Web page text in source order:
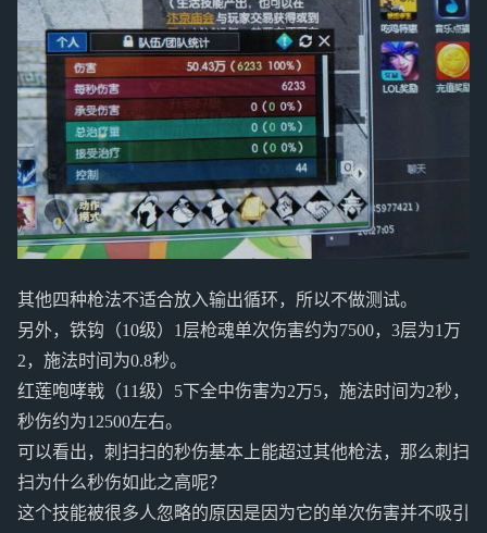
其他四种枪法不适合放入输出循环，所以不做测试。
另外，铁钩（10级）1层枪魂单次伤害约为7500，3层为1万
2，施法时间为0.8秒。
红莲咆哮戟（11级）5下全中伤害为2万5，施法时间为2秒，
秒伤约为12500左右。
可以看出，刺扫扫的秒伤基本上能超过其他枪法，那么刺扫
扫为什么秒伤如此之高呢？
这个技能被很多人忽略的原因是因为它的单次伤害并不吸引